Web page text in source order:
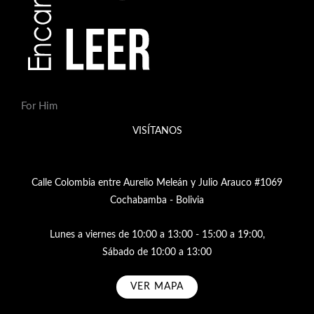
For Him
VISÍTANOS
Calle Colombia entre Aurelio Meleán y Julio Arauco #1069
Cochabamba - Bolivia
Lunes a viernes de 10:00 a 13:00 - 15:00 a 19:00,
Sábado de 10:00 a 13:00
VER MAPA